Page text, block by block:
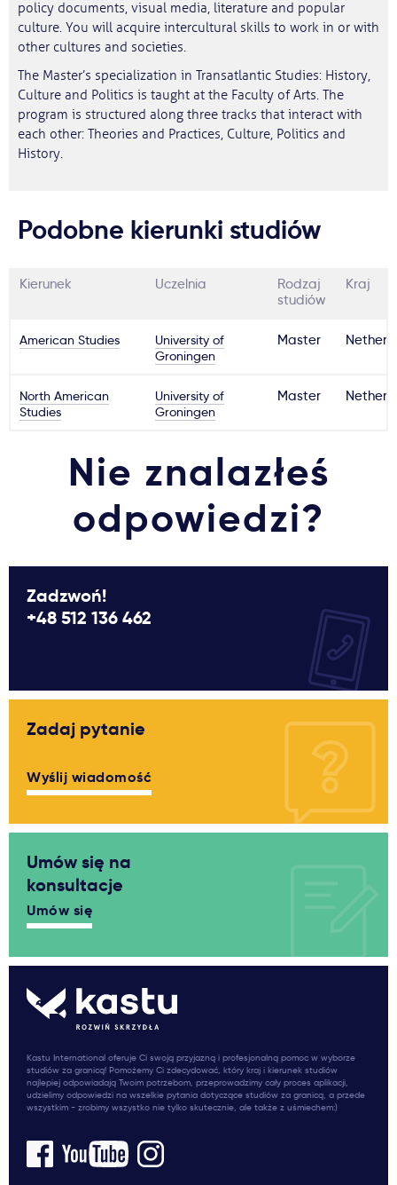
policy documents, visual media, literature and popular
culture. You will acquire intercultural skills to work in or with
other cultures and societies.
The Master’s specialization in Transatlantic Studies: History,
Culture and Politics is taught at the Faculty of Arts. The
program is structured along three tracks that interact with
each other: Theories and Practices, Culture, Politics and
History.
Podobne kierunki studiów
Kierunek Uczelnia
Rodzaj
studiów
Kraj
American Studies
University of
Groningen
Master
North American
Studies
University of
Groningen
Master
Nie znalazłeś
odpowiedzi?
Zadzwoń!
+48 512 136 462
Zadaj pytanie
Wyślij wiadomość
Umów się na
konsultacje
Umów się
Kastu International oferuje Ci swoją przyjazną i profesjonalną pomoc w wyborze
studiów za granicą! Pomożemy Ci zdecydować, który kraj i kierunek studiów
najlepiej odpowiadają Twoim potrzebom, przeprowadzimy cały proces aplikacji,
udzielimy odpowiedzi na wszelkie pytania dotyczące studiów za granicą, a przede
wszystkim - zrobimy wszystko nie tylko skutecznie, ale także z uśmiechem:)